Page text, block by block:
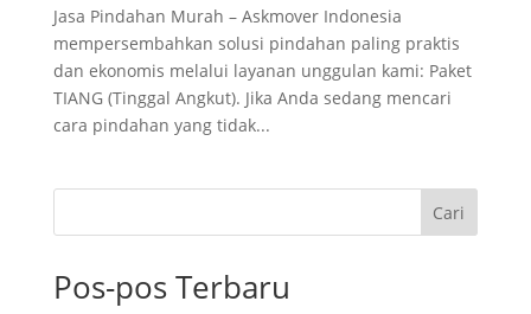
Jasa Pindahan Murah – Askmover Indonesia
mempersembahkan solusi pindahan paling praktis
dan ekonomis melalui layanan unggulan kami: Paket
TIANG (Tinggal Angkut). Jika Anda sedang mencari
cara pindahan yang tidak...
Cari
Pos-pos Terbaru